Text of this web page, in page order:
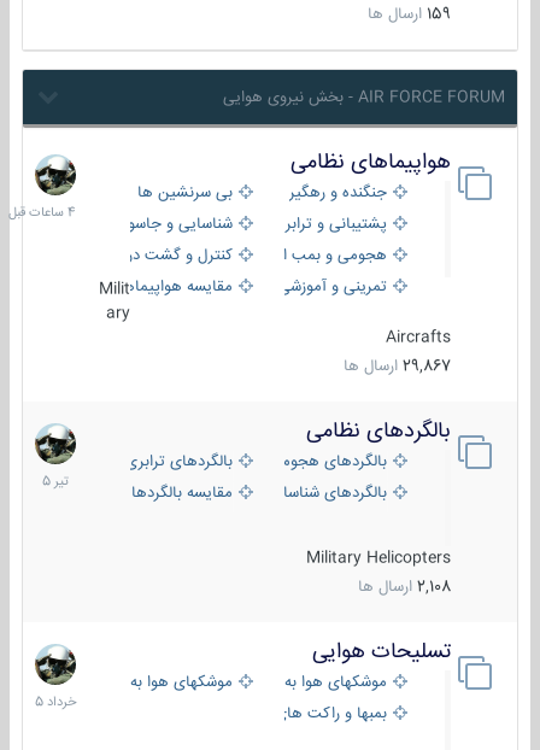
159 ارسال ها
AIR FORCE FORUM - بخش نیروی هوایی
هواپیماهای نظامی
جنگنده و رهگیر
بی سرنشین ها
پشتیبانی و ترابری
شناسایی و جاسوسی
هجومی و بمب افکن
کنترل و گشت دریایی
تمرینی و آموزشی
مقایسه هواپیماهاMilit
ary
Aircrafts
29,867 ارسال ها
4
ساعات
قبل
بالگردهای نظامی
بالگردهای هجومی
بالگردهای ترابری
بالگردهای شناسایی
مقایسه بالگردها
Military Helicopters
2,108 ارسال ها
22
تیر
1405
تسلیحات هوایی
موشکهای هوا به هوا
موشکهای هوا به سطح
بمبها و راکت های هوایی
30
خرداد
1405